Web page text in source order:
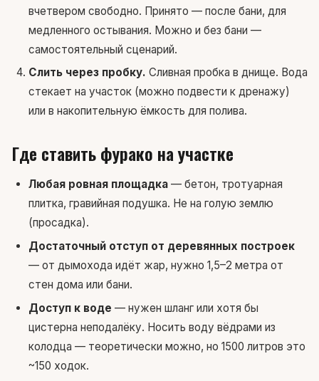
вчетвером свободно. Принято — после бани, для
медленного остывания. Можно и без бани —
самостоятельный сценарий.
Слить через пробку. Сливная пробка в днище. Вода
стекает на участок (можно подвести к дренажу)
или в накопительную ёмкость для полива.
Где ставить фурако на участке
Любая ровная площадка — бетон, тротуарная
плитка, гравийная подушка. Не на голую землю
(просадка).
Достаточный отступ от деревянных построек
— от дымохода идёт жар, нужно 1,5–2 метра от
стен дома или бани.
Доступ к воде — нужен шланг или хотя бы
цистерна неподалёку. Носить воду вёдрами из
колодца — теоретически можно, но 1500 литров это
~150 ходок.